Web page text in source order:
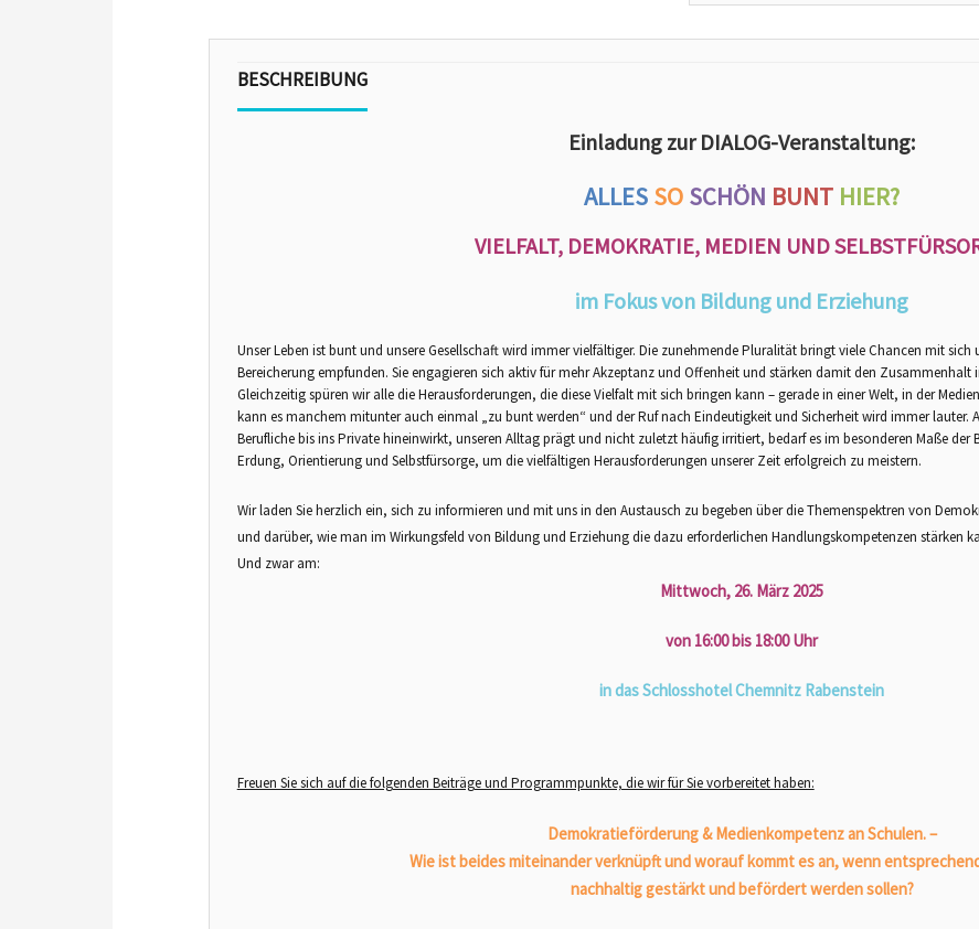
BESCHREIBUNG
Einladung zur DIALOG-Veranstaltung:
ALLES SO SCHÖN BUNT HIER?
VIELFALT, DEMOKRATIE, MEDIEN UND
im Fokus von Bildung und Erziehung
Unser Leben ist bunt und unsere Gesellschaft wird immer vielfältiger. Die zunehmende Pluralität bringt viele Chancen mit
Bereicherung empfunden. Sie engagieren sich aktiv für mehr Akzeptanz und Offenheit und stärken damit den Zusammenhalt
Gleichzeitig spüren wir alle die Herausforderungen, die diese Vielfalt mit sich bringen kann – gerade in einer Welt, in der
kann es manchem mitunter auch einmal „zu bunt werden“ und der Ruf nach Eindeutigkeit und Sicherheit wird immer lauter.
Berufliche bis ins Private hineinwirkt, unseren Alltag prägt und nicht zuletzt häufig irritiert, bedarf es im besonderen Maße der
Erdung, Orientierung und Selbstfürsorge, um die vielfältigen Herausforderungen unserer Zeit erfolgreich zu meistern.
Wir laden Sie herzlich ein, sich zu informieren und mit uns in den Austausch zu begeben über die Themenspektren von
und darüber, wie man im Wirkungsfeld von Bildung und Erziehung die dazu erforderlichen Handlungskompetenzen stärken
Und zwar am:
Mittwoch, 26. März 2025
von 16:00 bis 18:00 Uhr
in das Schlosshotel Chemnitz Rabenstein
Freuen Sie sich auf die folgenden Beiträge und Programmpunkte, die wir für Sie vorbereitet haben:
Demokratieförderung & Medienkompetenz an Schulen. –
Wie ist beides miteinander verknüpft und worauf kommt es an, wenn
nachhaltig gestärkt und befördert werden sollen?